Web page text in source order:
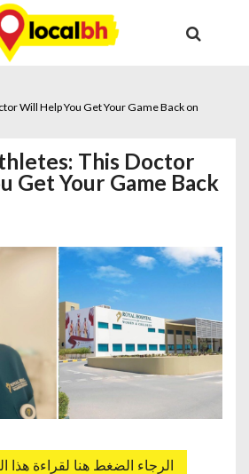
Will Help You Get Your Game Back on
This Doctor
Get Your Game Back
الرجاء الضغط هنا لقراءة هذا